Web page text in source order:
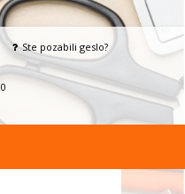
Ste pozabili geslo?
0